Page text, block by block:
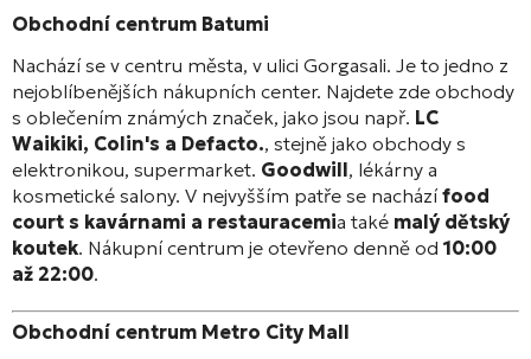
Obchodní centrum Batumi
Nachází se v centru města, v ulici Gorgasali. Je to jedno z
nejoblíbenějších nákupních center. Najdete zde obchody
s oblečením známých značek, jako jsou např. LC
Waikiki, Colin's a Defacto., stejně jako obchody s
elektronikou, supermarket. Goodwill, lékárny a
kosmetické salony. V nejvyšším patře se nachází food
court s kavárnami a restauracemia také malý dětský
koutek. Nákupní centrum je otevřeno denně od 10:00
až 22:00.
Obchodní centrum Metro City Mall